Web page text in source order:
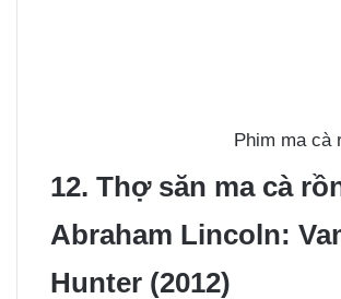
Phim ma cà
12. Thợ săn ma cà
Abraham Lincoln:
Hunter (2012)